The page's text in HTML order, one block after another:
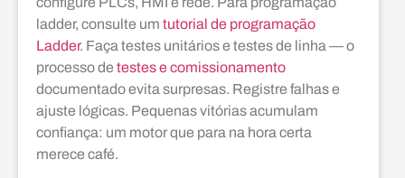
ladder, consulte um tutorial de programação
Ladder. Faça testes unitários e testes de linha — o
processo de testes e comissionamento
documentado evita surpresas. Registre falhas e
ajuste lógicas. Pequenas vitórias acumulam
confiança: um motor que para na hora certa
merece café.